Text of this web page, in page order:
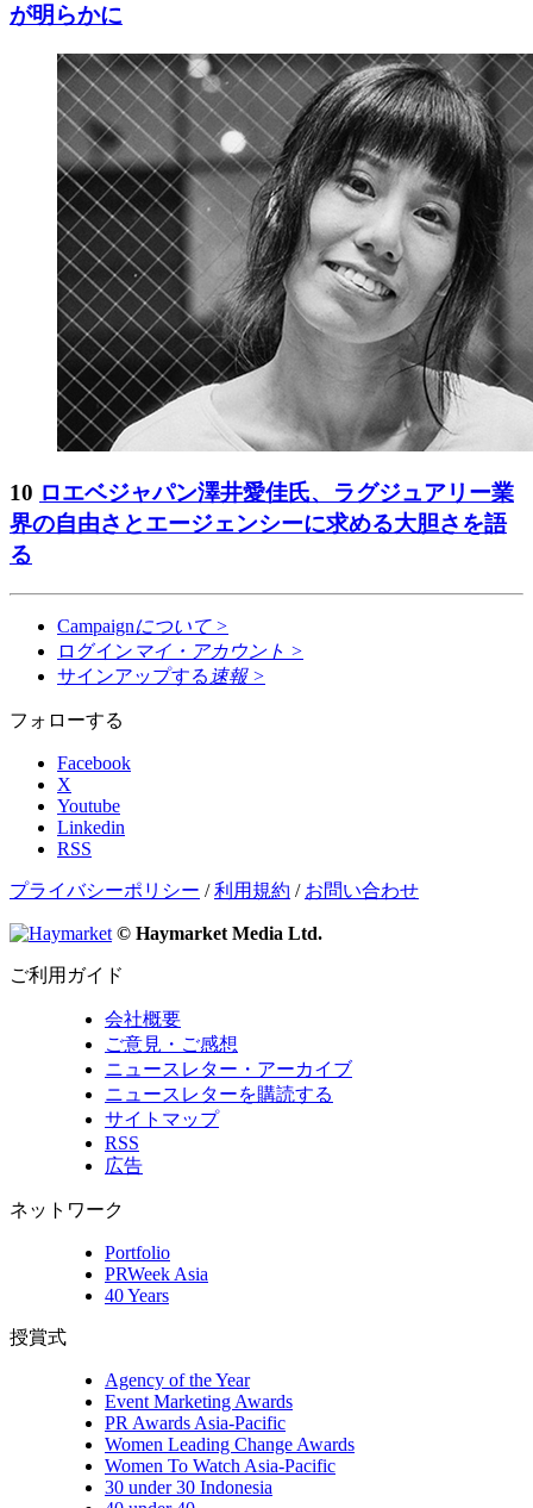
が明らかに
10 ロエベジャパン澤井愛佳氏、ラグジュアリー業
界の自由さとエージェンシーに求める大胆さを語
る
Campaignについて >
ログイン マイ・アカウント >
サインアップする 速報 >
フォローする
Facebook
X
Youtube
Linkedin
RSS
プライバシーポリシー /利用規約 / お問い合わせ
© Haymarket Media Ltd.
ご利用ガイド
会社概要
ご意見・ご感想
ニュースレター・アーカイブ
ニュースレターを購読する
サイトマップ
RSS
広告
ネットワーク
Portfolio
PRWeek Asia
40 Years
授賞式
Agency of the Year
Event Marketing Awards
PR Awards Asia-Pacific
Women Leading Change Awards
Women To Watch Asia-Pacific
30 under 30 Indonesia